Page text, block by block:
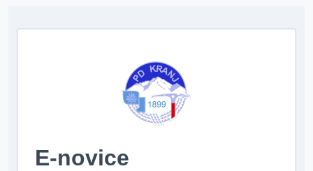
E-novice